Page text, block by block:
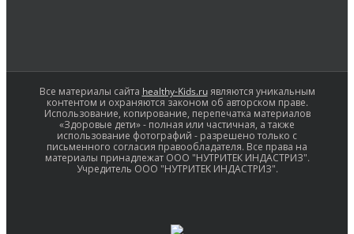
Все материалы сайта healthy-Kids.ruявляются уникальным
контентом и охраняются законом об авторском праве.
Использование, копирование, перепечатка материалов
«Здоровые дети» - полная или частичная, а также
использование фотографий - разрешено только с
письменного согласия правообладателя. Все права на
материалы принадлежат ООО "НУТРИТЕК ИНДАСТРИЗ".
Учредитель ООО "НУТРИТЕК ИНДАСТРИЗ".